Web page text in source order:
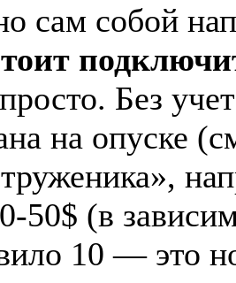
сам собой
Без
на опуске
50$ (в
10 — это